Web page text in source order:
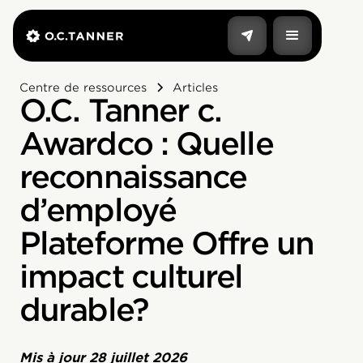
Centre de ressources Articles
O.C. Tanner c.
Awardco : Quelle
reconnaissance
d’employé
Plateforme Offre un
impact culturel
durable?
Mis à jour 28 juillet 2026